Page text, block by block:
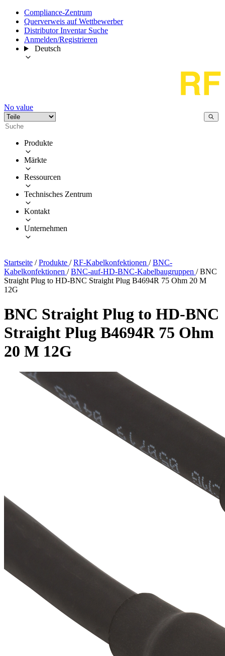
Compliance-Zentrum
Querverweis auf Wettbewerber
Distributor Inventar Suche
Anmelden/Registrieren
Deutsch
No value
Produkte
Märkte
Ressourcen
Technisches Zentrum
Kontakt
Unternehmen
Startseite / Produkte / RF-Kabelkonfektionen / BNC-
Kabelkonfektionen / BNC-auf-HD-BNC-Kabelbaugruppen / BNC
Straight Plug to HD-BNC Straight Plug B4694R 75 Ohm 20 M
12G
BNC Straight Plug to HD-BNC
Straight Plug B4694R 75 Ohm
20 M 12G